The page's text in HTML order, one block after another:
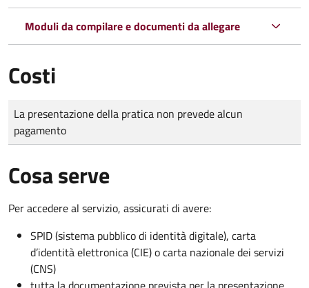
Moduli da compilare e documenti da allegare
Costi
Tipo di pagamento
Importo
La presentazione della pratica non prevede alcun
pagamento
Cosa serve
Per accedere al servizio, assicurati di avere:
SPID (sistema pubblico di identità digitale), carta
d’identità elettronica (CIE) o carta nazionale dei servizi
(CNS)